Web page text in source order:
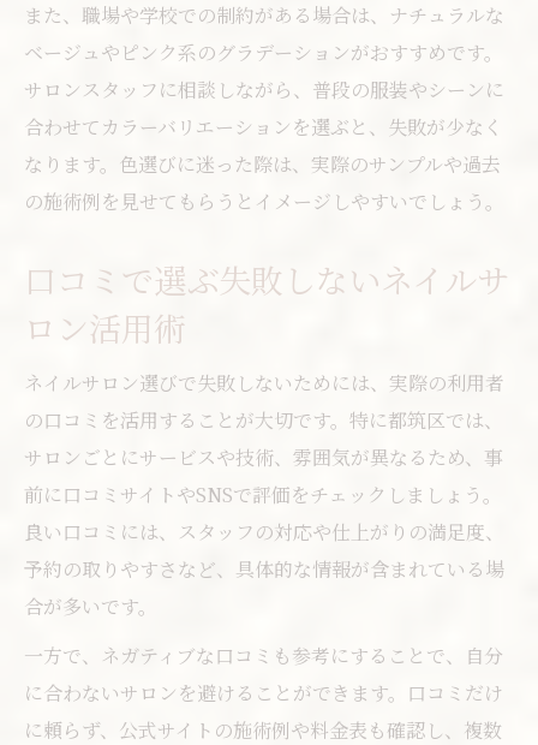
また、職場や学校での制約がある場合は、ナチュラルな
ベージュやピンク系のグラデーションがおすすめです。
サロンスタッフに相談しながら、普段の服装やシーンに
合わせてカラーバリエーションを選ぶと、失敗が少なく
なります。色選びに迷った際は、実際のサンプルや過去
の施術例を見せてもらうとイメージしやすいでしょう。
口コミで選ぶ失敗しないネイルサ
ロン活用術
ネイルサロン選びで失敗しないためには、実際の利用者
の口コミを活用することが大切です。特に都筑区では、
サロンごとにサービスや技術、雰囲気が異なるため、事
前に口コミサイトやSNSで評価をチェックしましょう。
良い口コミには、スタッフの対応や仕上がりの満足度、
予約の取りやすさなど、具体的な情報が含まれている場
合が多いです。
一方で、ネガティブな口コミも参考にすることで、自分
に合わないサロンを避けることができます。口コミだけ
に頼らず、公式サイトの施術例や料金表も確認し、複数